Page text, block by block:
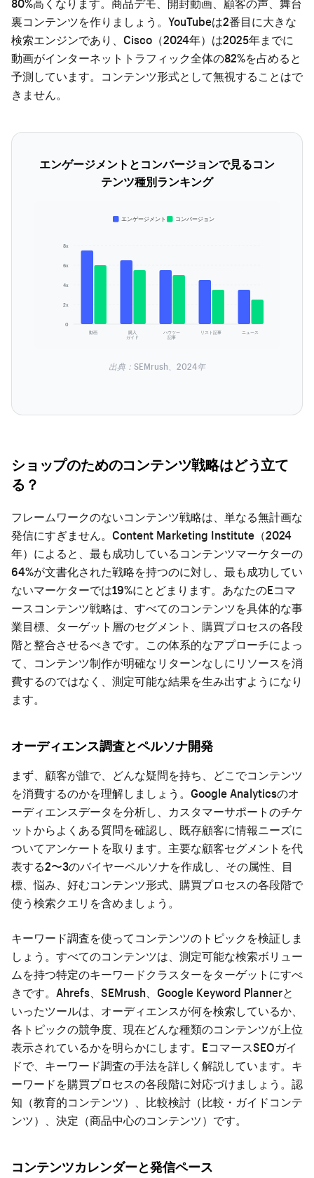
裏コンテンツを作りましょう。YouTubeは2番目に大きな
検索エンジンであり、Cisco（2024年）は2025年までに
動画がインターネットトラフィック全体の82%を占めると
予測しています。コンテンツ形式として無視することはで
きません。
エンゲージメントとコンバージョンで見るコン
テンツ種別ランキング
0
2x
4x
6x
8x
動画 購入
ガイド
ハウツー
記事
リスト記事 ニュース
エンゲージメント コンバージョン
出典：SEMrush、2024年
ショップのためのコンテンツ戦略はどう立て
る？
フレームワークのないコンテンツ戦略は、単なる無計画な
発信にすぎません。Content Marketing Institute（2024
年）によると、最も成功しているコンテンツマーケターの
64%が文書化された戦略を持つのに対し、最も成功してい
ないマーケターでは19%にとどまります。あなたのEコマ
ースコンテンツ戦略は、すべてのコンテンツを具体的な事
業目標、ターゲット層のセグメント、購買プロセスの各段
階と整合させるべきです。この体系的なアプローチによっ
て、コンテンツ制作が明確なリターンなしにリソースを消
費するのではなく、測定可能な結果を生み出すようになり
ます。
オーディエンス調査とペルソナ開発
まず、顧客が誰で、どんな疑問を持ち、どこでコンテンツ
を消費するのかを理解しましょう。Google Analyticsのオ
ーディエンスデータを分析し、カスタマーサポートのチケ
ットからよくある質問を確認し、既存顧客に情報ニーズに
ついてアンケートを取ります。主要な顧客セグメントを代
表する2〜3のバイヤーペルソナを作成し、その属性、目
標、悩み、好むコンテンツ形式、購買プロセスの各段階で
使う検索クエリを含めましょう。
キーワード調査を使ってコンテンツのトピックを検証しま
しょう。すべてのコンテンツは、測定可能な検索ボリュー
ムを持つ特定のキーワードクラスターをターゲットにすべ
きです。Ahrefs、SEMrush、Google Keyword Plannerと
いったツールは、オーディエンスが何を検索しているか、
各トピックの競争度、現在どんな種類のコンテンツが上位
表示されているかを明らかにします。 EコマースSEOガイ
ドで、キーワード調査の手法を詳しく解説しています。キ
ーワードを購買プロセスの各段階に対応づけましょう。認
知（教育的コンテンツ）、比較検討（比較・ガイドコンテ
ンツ）、決定（商品中心のコンテンツ）です。
コンテンツカレンダーと発信ペース